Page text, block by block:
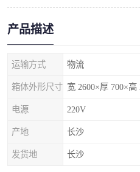
产品描述
运输方式 物流
箱体外形尺寸 宽 2600×厚 700×高
电源 220V
产地 长沙
发货地 长沙